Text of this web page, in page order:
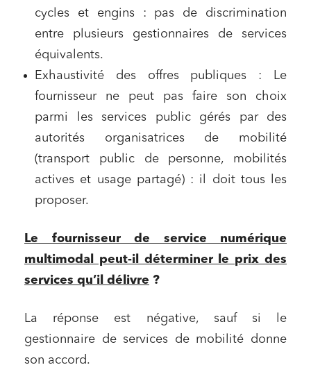
cycles et engins : pas de discrimination
entre plusieurs gestionnaires de services
équivalents.
Exhaustivité des offres publiques : Le
fournisseur ne peut pas faire son choix
parmi les services public gérés par des
autorités organisatrices de mobilité
(transport public de personne, mobilités
actives et usage partagé) : il doit tous les
proposer.
Le fournisseur de service numérique
multimodal peut-il déterminer le prix des
services qu’il délivre ?
La réponse est négative, sauf si le
gestionnaire de services de mobilité donne
son accord.